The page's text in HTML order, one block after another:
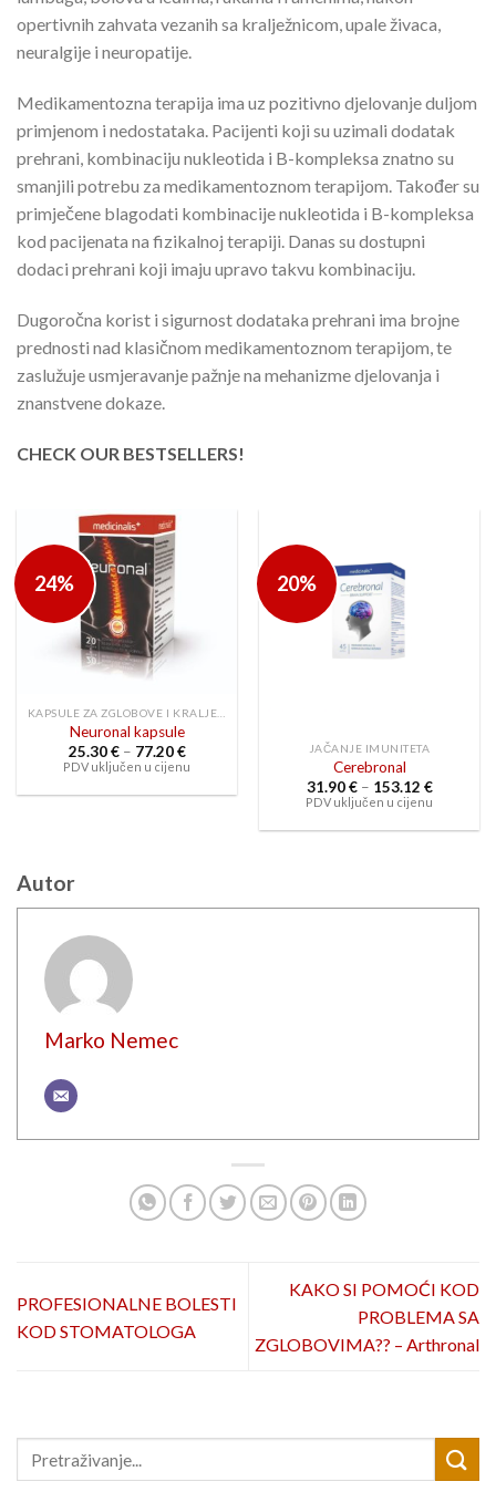
opertivnih zahvata vezanih sa kralježnicom, upale živaca,
neuralgije i neuropatije.
Medikamentozna terapija ima uz pozitivno djelovanje duljom
primjenom i nedostataka. Pacijenti koji su uzimali dodatak
prehrani, kombinaciju nukleotida i B-kompleksa znatno su
smanjili potrebu za medikamentoznom terapijom. Također su
primječene blagodati kombinacije nukleotida i B-kompleksa
kod pacijenata na fizikalnoj terapiji. Danas su dostupni
dodaci prehrani koji imaju upravo takvu kombinaciju.
Dugoročna korist i sigurnost dodataka prehrani ima brojne
prednosti nad klasičnom medikamentoznom terapijom, te
zaslužuje usmjeravanje pažnje na mehanizme djelovanja i
znanstvene dokaze.
CHECK OUR BESTSELLERS!
24%
Neuronal kapsule
25.30€ – 77.20€Raspon
cijena:
25.30 €
PDV uključen u cijenu
20%
JAČANJE IMUNITETA
Cerebronal
31.90€ – 153.12 €Raspon
cijena:
31.90 €
PDV uključen u cijenu
Autor
Marko Nemec
PROFESIONALNE BOLESTI
KOD STOMATOLOGA
KAKO SI POMOĆI KOD
PROBLEMA SA
ZGLOBOVIMA?? – Arthronal